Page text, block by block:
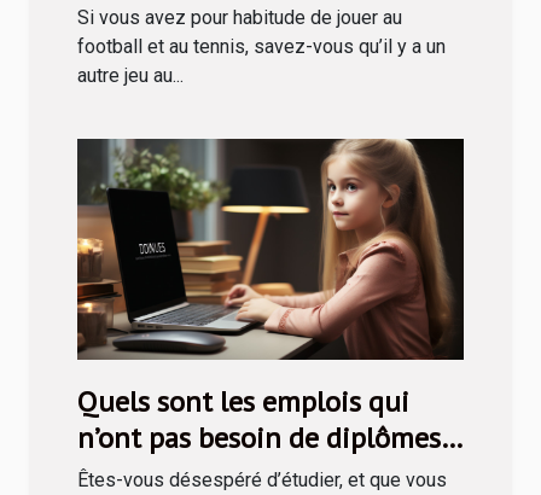
Si vous avez pour habitude de jouer au
football et au tennis, savez-vous qu’il y a un
autre jeu au...
Quels sont les emplois qui
n’ont pas besoin de diplômes
avant de recruter ?
Êtes-vous désespéré d’étudier, et que vous